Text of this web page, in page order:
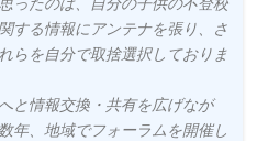
する情報にアンテナを張り、さ
らを自分で取捨選択しておりま
と情報交換・共有を広げなが
年、地域でフォーラムを開催し